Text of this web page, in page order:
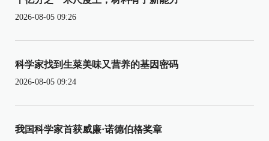
2026-08-05 09:26
科学家找到生菜美味又营养的基因密码
2026-08-05 09:24
我国科学家首获威廉·诺德伯格奖章